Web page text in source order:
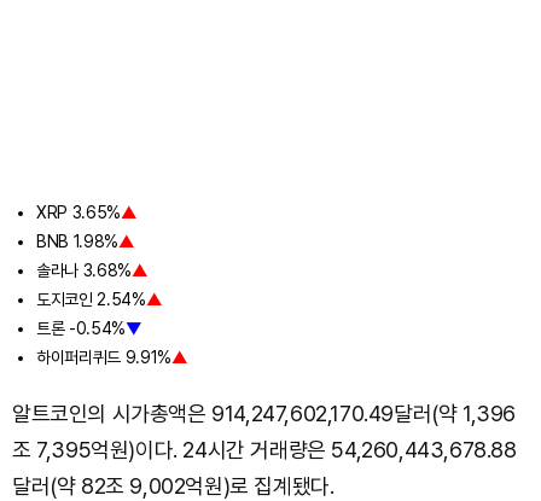
XRP 3.65%▲
BNB 1.98%▲
솔라나 3.68%▲
도지코인 2.54%▲
트론 -0.54%▼
하이퍼리퀴드 9.91%▲
알트코인의 시가총액은 914,247,602,170.49달러(약 1,396
조 7,395억원)이다. 24시간 거래량은 54,260,443,678.88
달러(약 82조 9,002억원)로 집계됐다.